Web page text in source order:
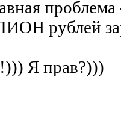
рублей
Я прав?)))